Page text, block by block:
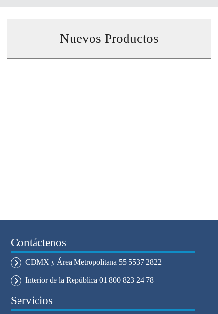
Nuevos Productos
Contáctenos
CDMX y Área Metropolitana 55 5537 2822
Interior de la República 01 800 823 24 78
Servicios